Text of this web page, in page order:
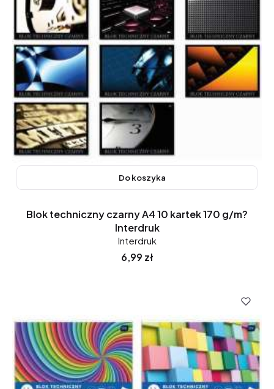
Do koszyka
Blok techniczny czarny A4 10 kartek 170 g/m?
Interdruk
Interdruk
Cena
6,99 zł